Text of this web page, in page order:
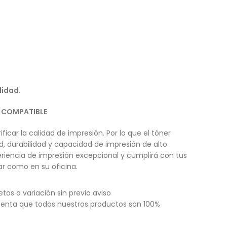
la calidad de impresión. Por lo que el tóner
durabilidad y capacidad de impresión de alto
de impresión excepcional y cumplirá con tus
como en su oficina.
a variación sin previo aviso
que todos nuestros productos son 100%